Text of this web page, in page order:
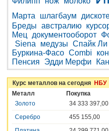
Марта
шлагбаум
Бреды австралию
Мец
документооборот
Siena
медузы Спайк Ли
Буркина-Фасо Combi
Пенсия
Эдди Мерфи
Курс металлов на сегодня НБУ
Металл
Покупка
Золото
34 333 397,00
Серебро
455 155,00